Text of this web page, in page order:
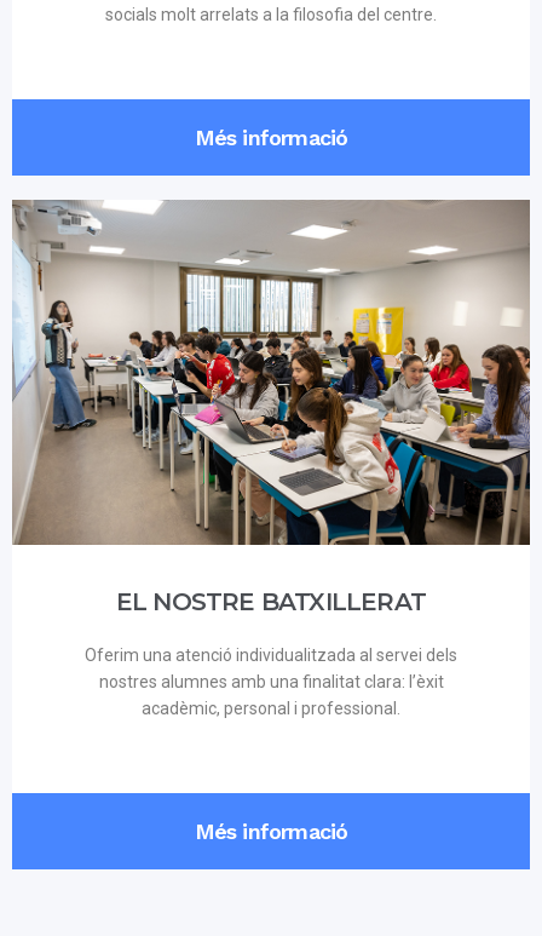
socials molt arrelats a la filosofia del centre.
Més informació
EL NOSTRE BATXILLERAT
Oferim una atenció individualitzada al servei dels
nostres alumnes amb una finalitat clara: l’èxit
acadèmic, personal i professional.
Més informació